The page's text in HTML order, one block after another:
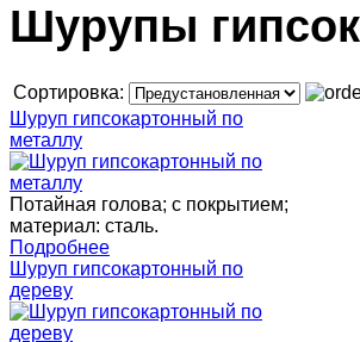
Шурупы
Сортировка:
Шуруп гипсокартонный по
металлу
Потайная голова; с покрытием;
материал: сталь.
Подробнее
Шуруп гипсокартонный по
дереву